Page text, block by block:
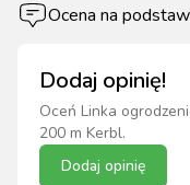
Dodaj opinię!
Oceń Linka
200 m Kerbl.
Dodaj opinię
Ocena na